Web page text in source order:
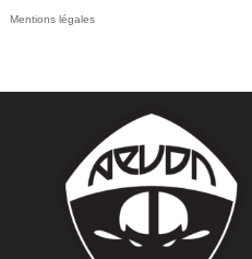
Mentions légales